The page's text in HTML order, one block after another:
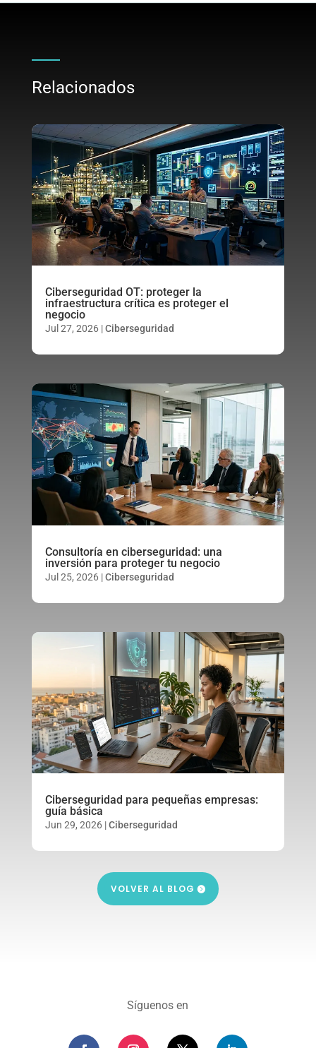
Relacionados
Ciberseguridad OT: proteger la
infraestructura crítica es proteger el
negocio
Jul 27, 2026|Ciberseguridad
Consultoría en ciberseguridad: una
inversión para proteger tu negocio
Jul 25, 2026|Ciberseguridad
Ciberseguridad para pequeñas empresas:
guía básica
Jun 29, 2026|Ciberseguridad
VOLVER AL BLOG
Síguenos en